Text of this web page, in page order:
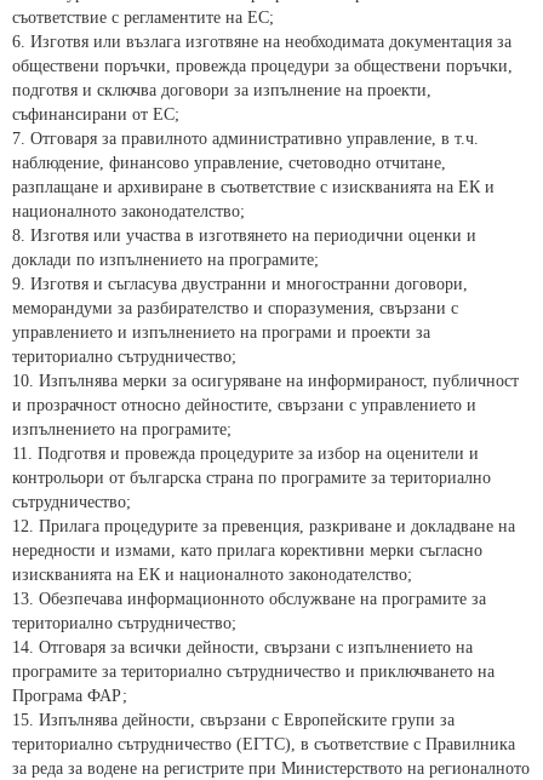
съответствие с регламентите на ЕС;
6. Изготвя или възлага изготвяне на необходимата документация за
обществени поръчки, провежда процедури за обществени поръчки,
подготвя и сключва договори за изпълнение на проекти,
съфинансирани от ЕС;
7. Отговаря за правилното административно управление, в т.ч.
наблюдение, финансово управление, счетоводно отчитане,
разплащане и архивиране в съответствие с изискванията на ЕК и
националното законодателство;
8. Изготвя или участва в изготвянето на периодични оценки и
доклади по изпълнението на програмите;
9. Изготвя и съгласува двустранни и многостранни договори,
меморандуми за разбирателство и споразумения, свързани с
управлението и изпълнението на програми и проекти за
териториално сътрудничество;
10. Изпълнява мерки за осигуряване на информираност, публичност
и прозрачност относно дейностите, свързани с управлението и
изпълнението на програмите;
11. Подготвя и провежда процедурите за избор на оценители и
контрольори от българска страна по програмите за териториално
сътрудничество;
12. Прилага процедурите за превенция, разкриване и докладване на
нередности и измами, като прилага корективни мерки съгласно
изискванията на ЕК и националното законодателство;
13. Обезпечава информационното обслужване на програмите за
териториално сътрудничество;
14. Отговаря за всички дейности, свързани с изпълнението на
програмите за териториално сътрудничество и приключването на
Програма ФАР;
15. Изпълнява дейности, свързани с Европейските групи за
териториално сътрудничество (ЕГТС), в съответствие с Правилника
за реда за водене на регистрите при Министерството на регионалното